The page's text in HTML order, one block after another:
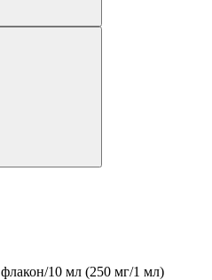
флакон/10 мл (250 мг/1 мл)